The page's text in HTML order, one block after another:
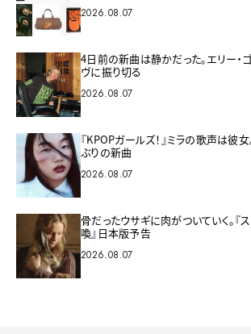
2026.08.07
4日前の新曲は静かだった。エリー・
ヴに振り切る
2026.08.07
『KPOPガールズ！』ミラの歌声は彼
ぶりの新曲
2026.08.07
骨だったウサギに肉がついていく。『
喚』日本版予告
2026.08.07